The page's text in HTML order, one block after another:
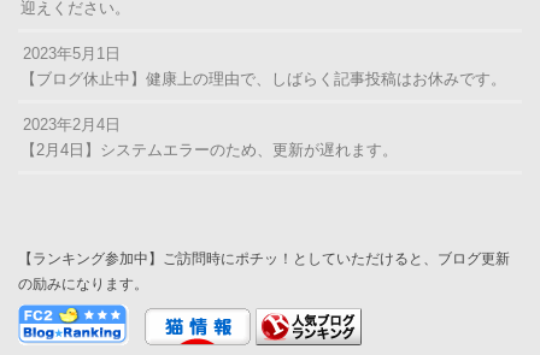
迎えください。
2023年5月1日
【ブログ休止中】健康上の理由で、しばらく記事投稿はお休みです。
2023年2月4日
【2月4日】システムエラーのため、更新が遅れます。
【ランキング参加中】ご訪問時にポチッ！としていただけると、ブログ更新
の励みになります。